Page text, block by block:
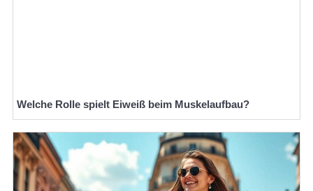
Welche Rolle spielt Eiweiß beim Muskelaufbau?